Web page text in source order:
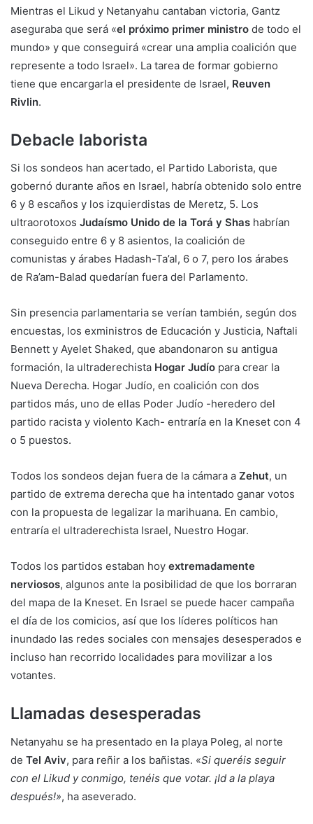
Mientras el Likud y Netanyahu cantaban victoria, Gantz
aseguraba que será «el próximo primer ministro de todo el
mundo» y que conseguirá «crear una amplia coalición que
represente a todo Israel». La tarea de formar gobierno
tiene que encargarla el presidente de Israel, Reuven
Rivlin.
Debacle laborista
Si los sondeos han acertado, el Partido Laborista, que
gobernó durante años en Israel, habría obtenido solo entre
6 y 8 escaños y los izquierdistas de Meretz, 5. Los
ultraorotoxos Judaísmo Unido de la Torá y Shas habrían
conseguido entre 6 y 8 asientos, la coalición de
comunistas y árabes Hadash-Ta’al, 6 o 7, pero los árabes
de Ra’am-Balad quedarían fuera del Parlamento.
Sin presencia parlamentaria se verían también, según dos
encuestas, los exministros de Educación y Justicia, Naftali
Bennett y Ayelet Shaked, que abandonaron su antigua
formación, la ultraderechista Hogar Judío para crear la
Nueva Derecha. Hogar Judío, en coalición con dos
partidos más, uno de ellas Poder Judío -heredero del
partido racista y violento Kach- entraría en la Kneset con 4
o 5 puestos.
Todos los sondeos dejan fuera de la cámara a Zehut, un
partido de extrema derecha que ha intentado ganar votos
con la propuesta de legalizar la marihuana. En cambio,
entraría el ultraderechista Israel, Nuestro Hogar.
Todos los partidos estaban hoy extremadamente
nerviosos, algunos ante la posibilidad de que los borraran
del mapa de la Kneset. En Israel se puede hacer campaña
el día de los comicios, así que los líderes políticos han
inundado las redes sociales con mensajes desesperados e
incluso han recorrido localidades para movilizar a los
votantes.
Llamadas desesperadas
Netanyahu se ha presentado en la playa Poleg, al norte
de Tel Aviv, para reñir a los bañistas. «Si queréis seguir
con el Likud y conmigo, tenéis que votar. ¡Id a la playa
después!», ha aseverado.